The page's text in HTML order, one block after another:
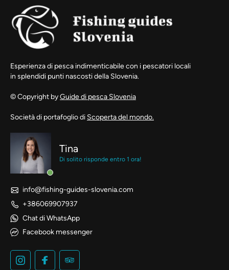
Esperienza di pesca indimenticabile con i pescatori locali
in splendidi punti nascosti della Slovenia.
© Copyright byGuide di pesca Slovenia
Società di portafoglio di Scoperta del mondo.
Tina
Di solito risponde entro 1 ora!
info@fishing-guides-slovenia.com
+386069907937
Chat di WhatsApp
Facebook messenger